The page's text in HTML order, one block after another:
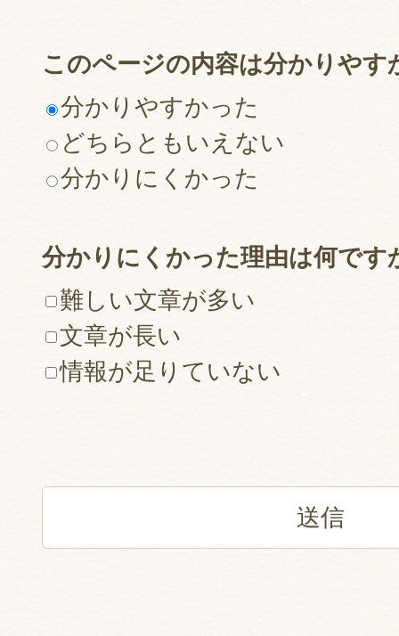
このページの内容は分かりやす
分かりやすかった
どちらともいえない
分かりにくかった
分かりにくかった理由は何です
難しい文章が多い
文章が長い
情報が足りていない